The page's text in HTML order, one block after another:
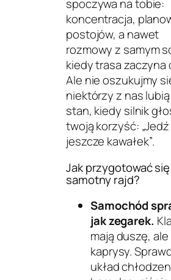
spoczywa na tobie:
koncentracja,
postojów, a nawet
rozmowy z samym
kiedy trasa zaczyna
Ale nie oszukujmy
niektórzy z nas
stan, kiedy silnik
twoją korzyść:
jeszcze kawałek”.
Jak przygotować
samotny rajd?
Samochód
jak zegarek.
mają duszę, ale
kaprysy.
układ